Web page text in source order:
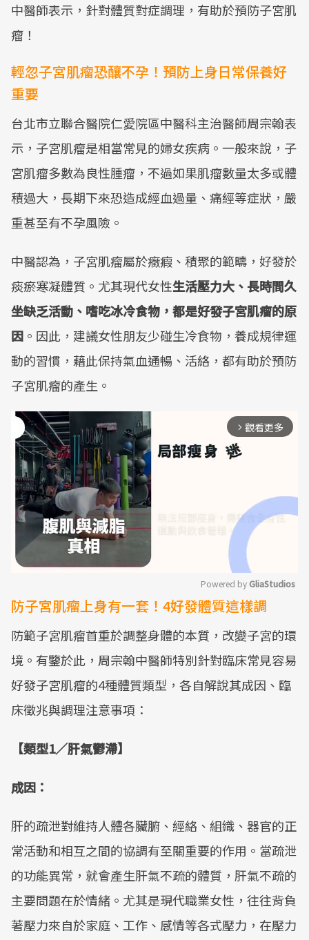
中醫師表示，針對體質對症調理，有助於預防子宮肌
瘤！
輕忽子宮肌瘤恐釀不孕！預防上身日常保養好
重要
台北市立聯合醫院仁愛院區中醫科主治醫師周宗翰表
示，子宮肌瘤是相當常見的婦女疾病。一般來說，子
宮肌瘤多數為良性腫瘤，不過如果肌瘤數量太多或體
積過大，長期下來恐造成經血過量、痛經等症狀，嚴
重甚至有不孕風險。
中醫認為，子宮肌瘤屬於癥瘕、積聚的範疇，好發於
痰瘀寒凝體質。尤其現代女性生活壓力大、長時間久
坐缺乏活動、嗜吃冰冷食物，都是好發子宮肌瘤的原
因 。因此，建議女性朋友少碰生冷食物，養成規律運
動的習慣，藉此保持氣血通暢、活絡，都有助於預防
子宮肌瘤的產生。
arrow_forward_ios 觀看更多
Mute
Powered by GliaStudios
防子宮肌瘤上身有一套！4好發體質這樣調
防範子宮肌瘤首重於調整身體的本質，改變子宮的環
境。有鑒於此，周宗翰中醫師特別針對臨床常見容易
好發子宮肌瘤的4種體質類型，各自解說其成因、臨
床徵兆與調理注意事項：
【類型1／肝氣鬱滯】
成因：
肝的疏泄對維持人體各臟腑、經絡、組織、器官的正
常活動和相互之間的協調有至關重要的作用。當疏泄
的功能異常，就會產生肝氣不疏的體質，肝氣不疏的
主要問題在於情緒。尤其是現代職業女性，往往背負
著壓力來自於家庭、工作、感情等各式壓力，在壓力